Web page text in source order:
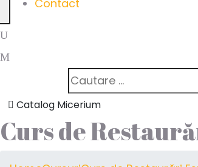
Contact
Catalog Micerium
Curs de